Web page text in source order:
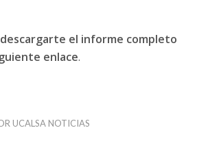
el informe completo
enlace.
UCALSA NOTICIAS